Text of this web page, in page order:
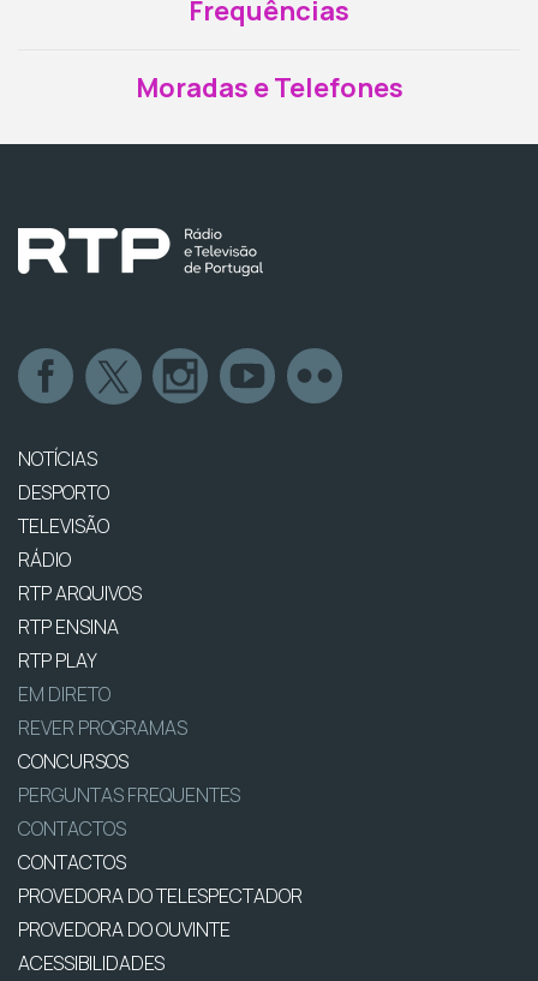
Frequências
Moradas e Telefones
NOTÍCIAS
DESPORTO
TELEVISÃO
RÁDIO
RTP ARQUIVOS
RTP ENSINA
RTP PLAY
EM DIRETO
REVER PROGRAMAS
CONCURSOS
PERGUNTAS FREQUENTES
CONTACTOS
CONTACTOS
PROVEDORA DO TELESPECTADOR
PROVEDORA DO OUVINTE
ACESSIBILIDADES